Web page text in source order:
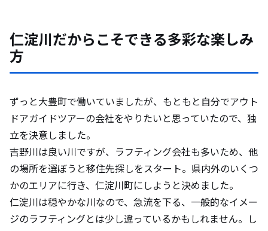
仁淀川だからこそできる多彩な楽しみ
方
ずっと大豊町で働いていましたが、もともと自分でアウト
ドアガイドツアーの会社をやりたいと思っていたので、独
立を決意しました。
吉野川は良い川ですが、ラフティング会社も多いため、他
の場所を選ぼうと移住先探しをスタート。県内外のいくつ
かのエリアに行き、仁淀川町にしようと決めました。
仁淀川は穏やかな川なので、急流を下る、一般的なイメー
ジのラフティングとは少し違っているかもしれません。し